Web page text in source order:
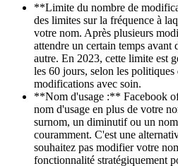
**Limite du nombre de
des limites sur la fréquence à
votre nom. Après plusieurs
attendre un certain temps
autre. En 2023, cette limite est
les 60 jours, selon les
modifications avec soin.
**Nom d'usage :** Facebook
nom d'usage en plus de votre
surnom, un diminutif ou un
couramment. C'est une
souhaitez pas modifier votre
fonctionnalité stratégiquement